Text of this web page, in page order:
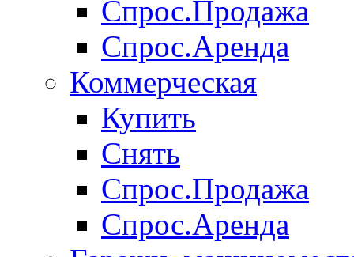
Спрос.Продажа
Спрос.Аренда
Коммерческая
Купить
Снять
Спрос.Продажа
Спрос.Аренда